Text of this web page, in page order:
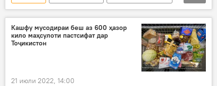
пул
маблағ
Гулнора Каримова
ҳабси моликияти Гулнора Каримова
Кашфу мусодираи беш аз 600 ҳазор
кило маҳсулоти пастсифат дар
Тоҷикистон
21 июли 2022, 14:00